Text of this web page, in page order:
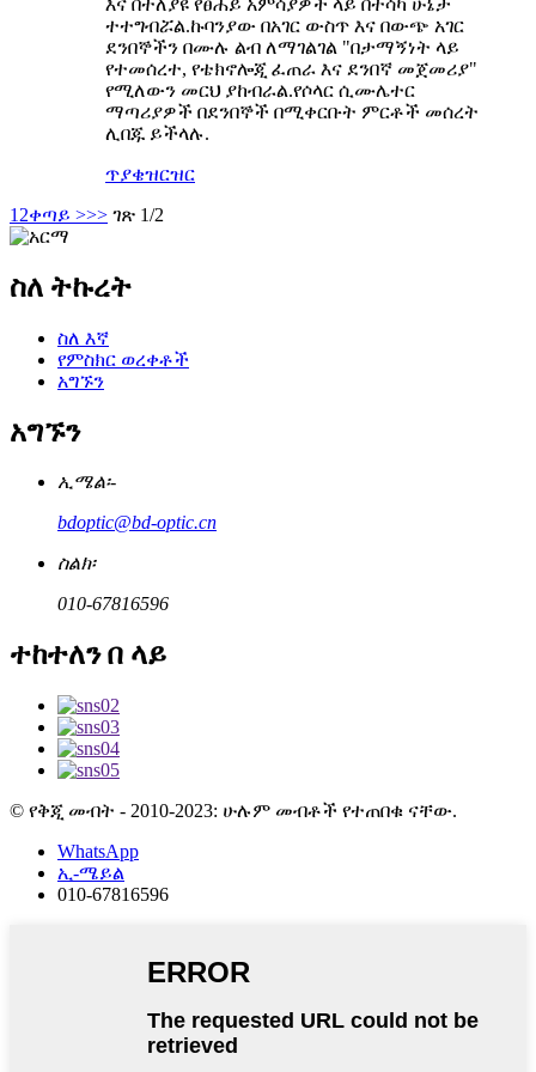
ተተግብሯል.ኩባንያው በአገር ውስጥ እና በውጭ አገር
ደንበኞችን በሙሉ ልብ ለማገልገል "በታማኝነት ላይ
የተመሰረተ, የቴክኖሎጂ ፈጠራ እና ደንበኛ መጀመሪያ"
የሚለውን መርህ ያከብራል.የሶላር ሲሙሌተር
ማጣሪያዎች በደንበኞች በሚቀርቡት ምርቶች መሰረት
ሊበጁ ይችላሉ.
ጥያቄዝርዝር
1 2ቀጣይ >>> ገጽ 1/2
ስለ ትኩረት
ስለ እኛ
የምስክር ወረቀቶች
አግኙን
አግኙን
ኢሜል፡-
bdoptic@bd-optic.cn
ስልክ፡
010-67816596
ተከተለን በ ላይ
© የቅጂ መብት - 2010-2023: ሁሉም መብቶች የተጠበቁ ናቸው.
WhatsApp
ኢ-ሜይል
010-67816596